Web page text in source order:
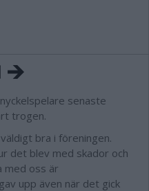
senaste
trogen.
bra i föreningen.
det blev med skador och
med oss är
upp även när det gick